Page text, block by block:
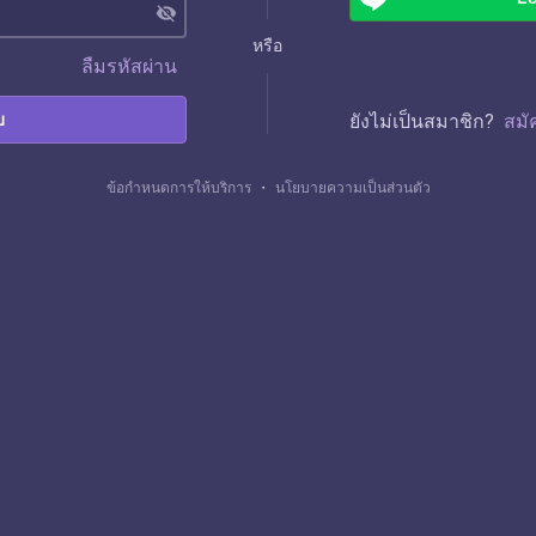
visibility_off
ลืมรหัสผ่าน
หรือ
ยังไม่เป็นสมาชิก? สมั
ข้อกำหนดการให้บริการ ・ นโยบายความเป็นส่วนตัว